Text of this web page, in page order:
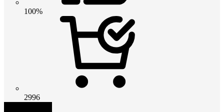
100%
2996